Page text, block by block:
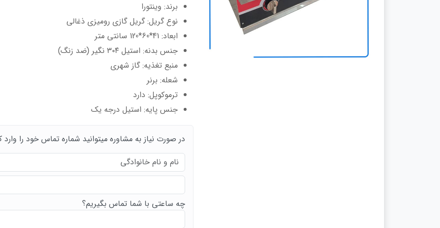
برند: وینتورا
نوع گریل: گریل گازی رومیزی ذغالی
ابعاد: 41*60*120 سانتی متر
جنس بدنه: استیل ۳۰۴ نگیر (ضد زنگ)
منبع تغذیه: گاز شهری
شعله: برنر
ترموکوپل: دارد
جنس پایه: استیل درجه یک
در صورت نیاز به مشاوره میتوانید شماره تماس خود را وارد
چه ساعتی با شما تماس بگیریم؟